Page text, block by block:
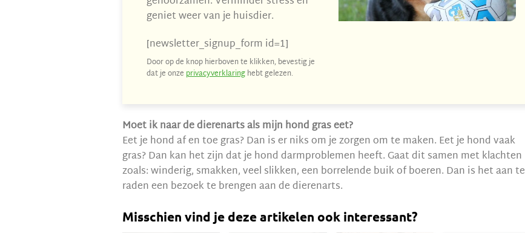
geniet weer van je huisdier.
[newsletter_signup_form id=1]
Door op de knop hierboven te klikken, bevestig je
dat je onze privacyverklaringhebt gelezen.
Moet ik naar de dierenarts als mijn hond gras eet?
Eet je hond af en toe gras? Dan is er niks om je zorgen om te maken. Eet je hond vaak
gras? Dan kan het zijn dat je hond darmproblemen heeft. Gaat dit samen met klachten
zoals: winderig, smakken, veel slikken, een borrelende buik of boeren. Dan is het aan te
raden een bezoek te brengen aan de dierenarts.
Misschien vind je deze artikelen ook interessant?